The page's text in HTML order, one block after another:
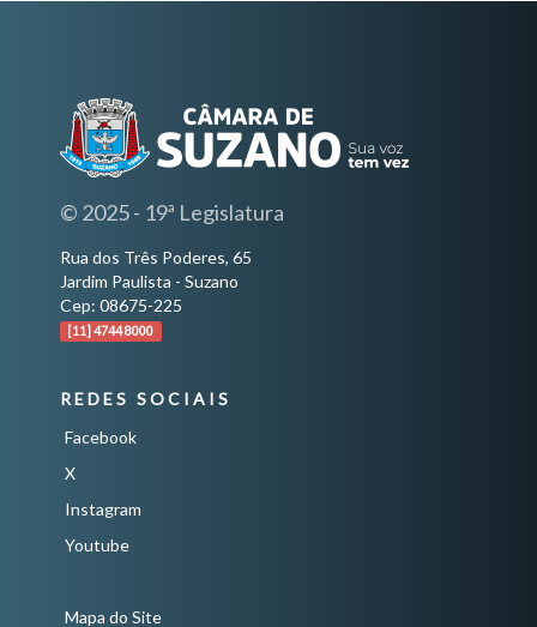
© 2025 - 19ª Legislatura
Rua dos Três Poderes, 65
Jardim Paulista - Suzano
Cep: 08675-225
[11] 4744 8000
REDES SOCIAIS
Facebook
X
Instagram
Youtube
Mapa do Site